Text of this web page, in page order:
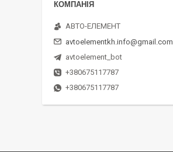
АВТО-ЕЛЕМЕНТ
avtoelementkh.info@gmail.com
avtoelement_bot
+380675117787
+380675117787